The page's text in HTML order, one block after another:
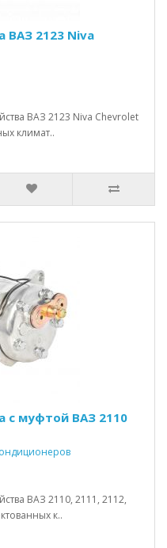
ВАЗ 2123 Niva
ВАЗ 2123 Niva Chevrolet
климат..
с муфтой ВАЗ 2110
ВАЗ 2110, 2111, 2112,
к..